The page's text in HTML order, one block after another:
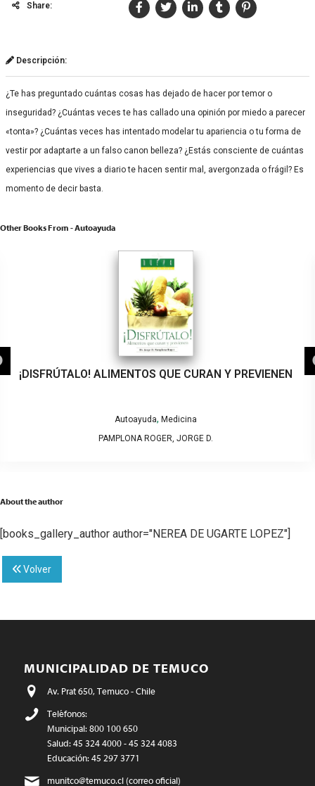
Share:
Descripción:
¿Te has preguntado cuántas cosas has dejado de hacer por temor o
inseguridad? ¿Cuántas veces te has callado una opinión por miedo a parecer
«tonta»? ¿Cuántas veces has intentado modelar tu apariencia o tu forma de
vestir por adaptarte a un falso canon belleza? ¿Estás consciente de cuántas
experiencias que vives a diario te hacen sentir mal, avergonzada o frágil? Es
momento de decir basta.
Other Books From - Autoayuda
¡DISFRÚTALO! ALIMENTOS QUE CURAN Y PREVIENEN
Autoayuda, Medicina
PAMPLONA ROGER, JORGE D.
About the author
[books_gallery_author author="NEREA DE UGARTE LOPEZ"]
Volver
MUNICIPALIDAD DE TEMUCO
Av. Prat 650, Temuco - Chile
Teléfonos:
Municipal: 800 100 650
Salud: 45 324 4000 - 45 324 4083
Educación: 45 297 3771
munitco@temuco.cl(correo oficial)